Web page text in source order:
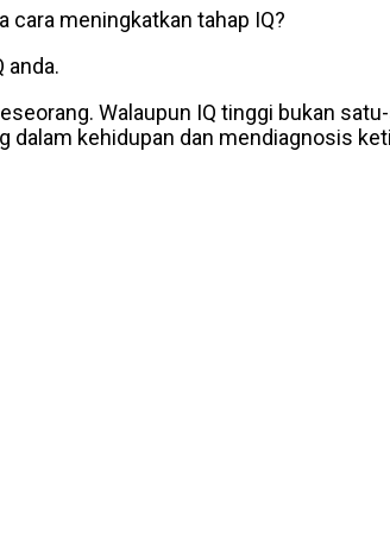
cara meningkatkan tahap IQ?
anda.
Walaupun IQ tinggi bukan
dalam kehidupan dan mendiagnosis